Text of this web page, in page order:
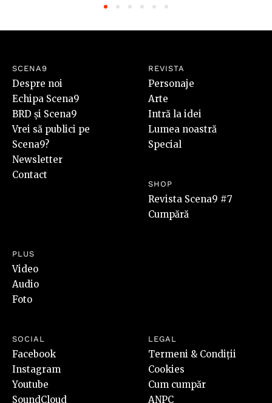
SCENA9
Despre noi
Echipa Scena9
BRD și Scena9
Vrei să publici pe
Scena9?
Newsletter
Contact
REVISTA
Personaje
Arte
Intră la idei
Lumea noastră
Special
SHOP
Revista Scena9 #7
Cumpără
PLUS
Video
Audio
Foto
SOCIAL
Facebook
Instagram
Youtube
SoundCloud
LEGAL
Termeni & Condiții
Cookies
Cum cumpăr
ANPC